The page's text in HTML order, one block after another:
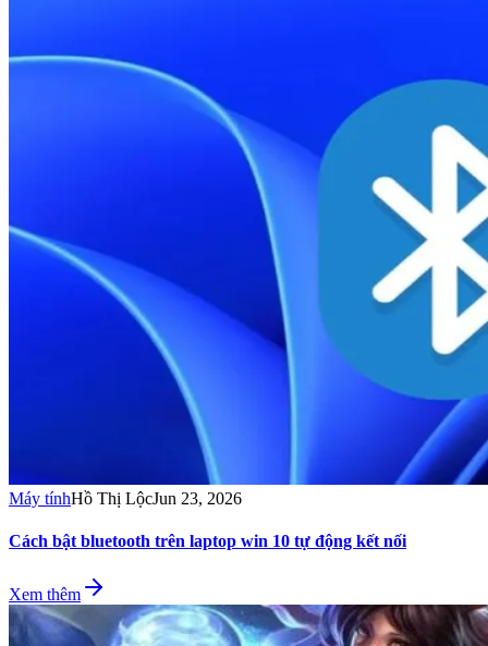
Máy tínhHồ Thị LộcJun 23, 2026
Cách bật bluetooth trên laptop win 10 tự động kết nối
Xem thêm